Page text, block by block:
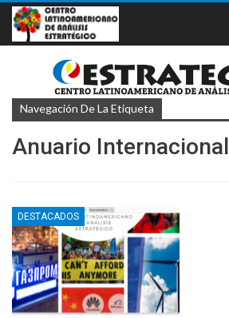
Navegación De La Etiqueta
Anuario Internacional
DESTACADOS